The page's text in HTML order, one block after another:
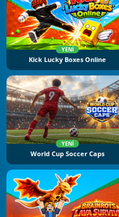
YENI
Kick Lucky Boxes Online
YENI
World Cup Soccer Caps